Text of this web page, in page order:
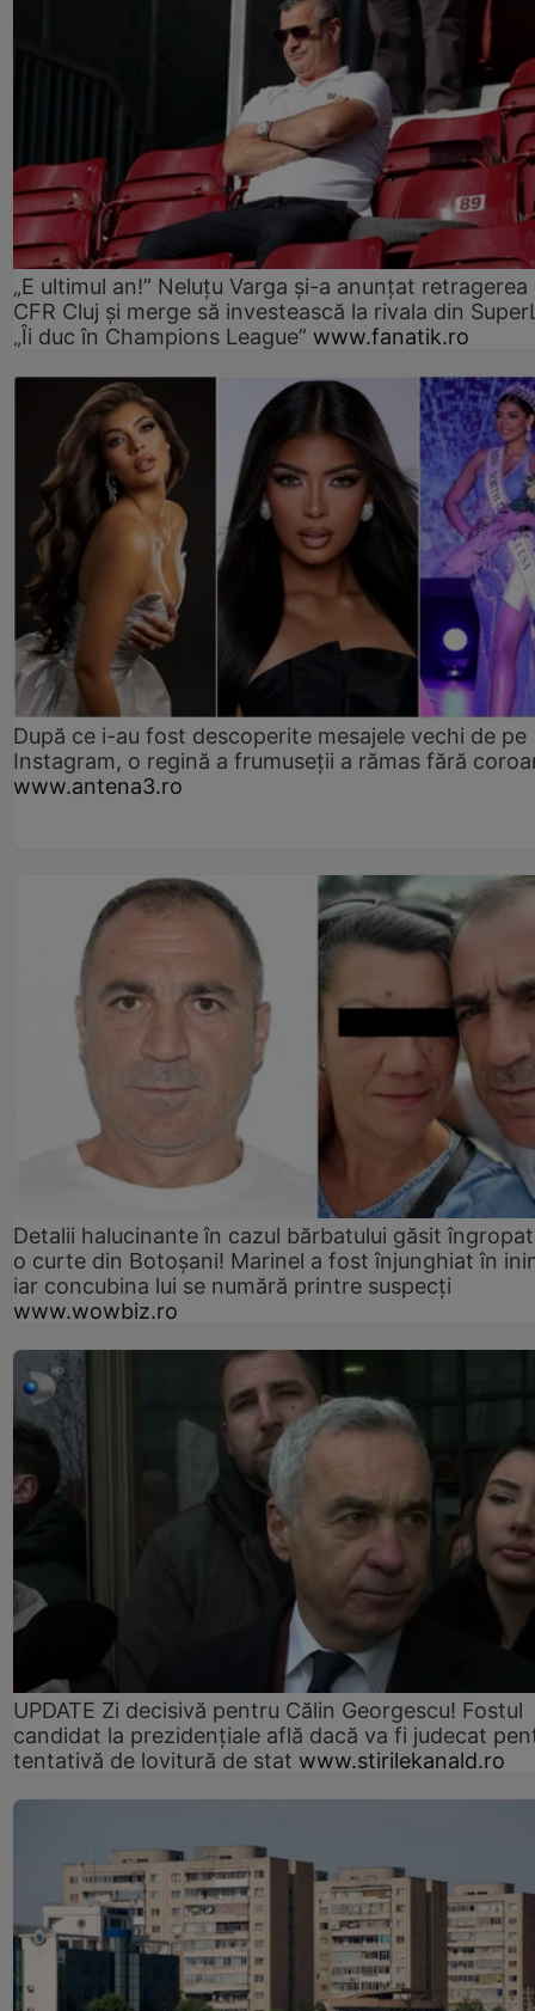
„E ultimul an!” Neluțu Varga și-a anunțat retragerea
CFR Cluj și merge să investească la rivala din
„Îi duc în Champions League” www.fanatik.ro
După ce i-au fost descoperite mesajele vechi de pe
Instagram, o regină a frumuseții a rămas fără
www.antena3.ro
Detalii halucinante în cazul bărbatului găsit
o curte din Botoșani! Marinel a fost înjunghiat în
iar concubina lui se numără printre suspecți
www.wowbiz.ro
UPDATE Zi decisivă pentru Călin Georgescu! Fostul
candidat la prezidențiale află dacă va fi judecat
tentativă de lovitură de stat www.stirilekanald.ro